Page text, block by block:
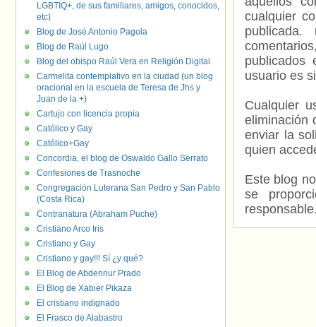
cualquier
usuario es
Cualquier
eliminación
enviar la
quien
Este blog
se
LGBTIQ+, de sus familiares, amigos, conocidos,
etc)
Blog de José Antonio Pagola
Blog de Raúl Lugo
Blog del obispo Raúl Vera en Religión Digital
Carmelita contemplativo en la ciudad (un blog
oracional en la escuela de Teresa de Jhs y
Juan de la +)
Cartujo con licencia propia
Católico y Gay
Católico+Gay
Concordia, el blog de Oswaldo Gallo Serrato
Confesiones de Trasnoche
Congregación Luterana San Pedro y San Pablo
(Costa Rica)
Contranatura (Abraham Puche)
Cristiano Arco Iris
Cristiano y Gay
Cristiano y gay!!! Sí ¿y qué?
El Blog de Abdennur Prado
El Blog de Xabier Pikaza
El cristiano indignado
El Frasco de Alabastro